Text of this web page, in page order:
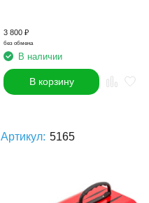
3 800 ₽
без обмена
В наличии
В корзину
Артикул: 5165